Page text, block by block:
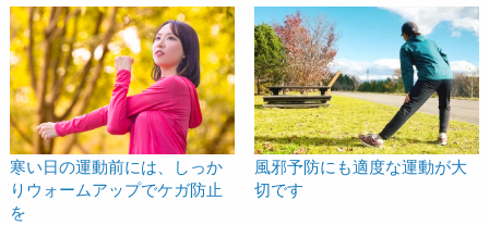
寒い日の運動前には、しっか
りウォームアップでケガ防止
を
風邪予防にも適度な運動が大
切です